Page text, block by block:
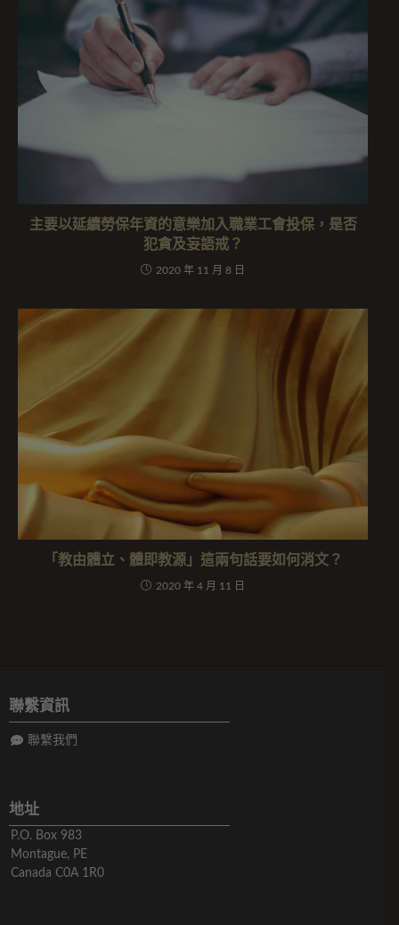
主要以延續勞保年資的意樂加入職業工會投保，是否
犯貪及妄語戒？
2020 年 11 月 8 日
「教由體立、體即教源」這兩句話要如何消文？
2020 年 4 月 11 日
聯繫資訊
聯繫我們
地址
P.O. Box 983
Montague, PE
Canada C0A 1R0